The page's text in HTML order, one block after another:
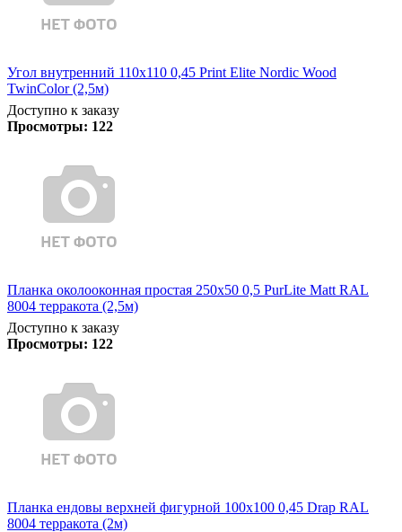
Угол внутренний 110х110 0,45 Print Elite Nordic Wood
TwinColor (2,5м)
Доступно к заказу
Просмотры: 122
Планка околооконная простая 250х50 0,5 PurLite Matt RAL
8004 терракота (2,5м)
Доступно к заказу
Просмотры: 122
Планка ендовы верхней фигурной 100x100 0,45 Drap RAL
8004 терракота (2м)